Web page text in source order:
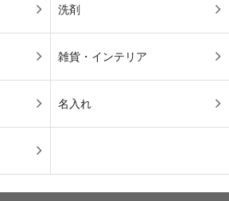
洗剤
雑貨・インテリア
名入れ